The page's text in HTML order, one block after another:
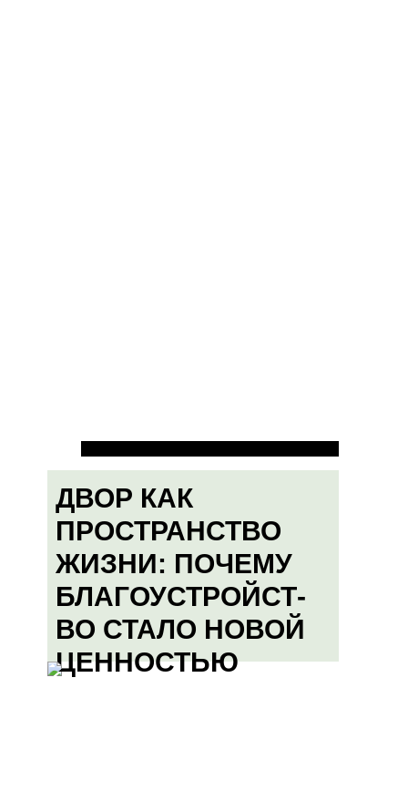
ДВОР КАК
ПРОСТРАНСТВО
ЖИЗНИ: ПОЧЕМУ
БЛАГОУСТРОЙСТ-
ВО СТАЛО НОВОЙ
ЦЕННОСТЬЮ